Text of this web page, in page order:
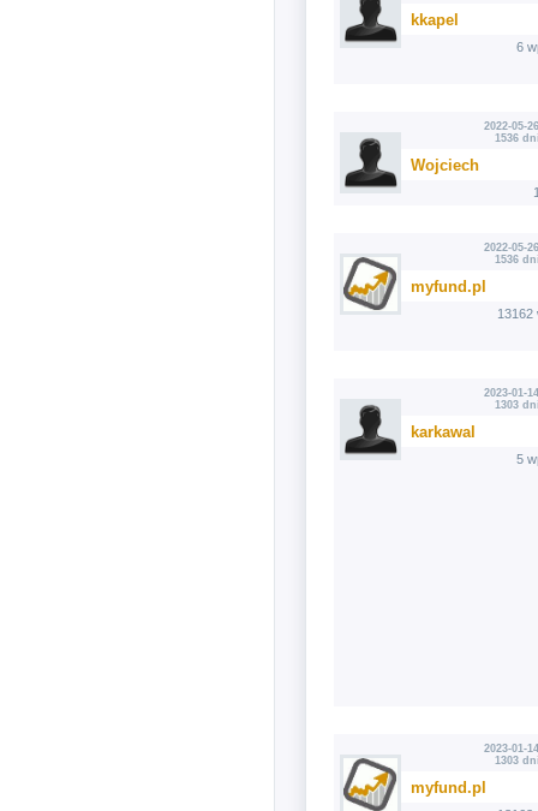
kkapel
6
2022-05-
1536
Wojciech
2022-05-
1536
myfund.pl
13162
2023-01-
1303
karkawal
5
2023-01-
1303
myfund.pl